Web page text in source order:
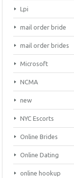
Lpi
mail order bride
mail order brides
Microsoft
NCMA
new
NYC Escorts
Online Brides
Online Dating
online hookup